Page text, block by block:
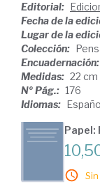
Editorial:
Fecha de la
Lugar de la
Colección:
Encuadernación:
Medidas: 22 cm
Nº Pág.: 176
Idiomas:
Papel: